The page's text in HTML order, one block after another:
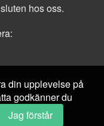
hos oss.
din upplevelse på
godkänner du
Jag förstår